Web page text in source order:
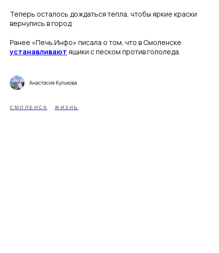
Теперь осталось дождаться тепла, чтобы яркие краски
вернулись в город.
Ранее «Печь.Инфо» писала о том, что в Смоленске
устанавливают ящики с песком против гололеда.
Анастасия Кулькова
СМОЛЕНСК ЖИЗНЬ